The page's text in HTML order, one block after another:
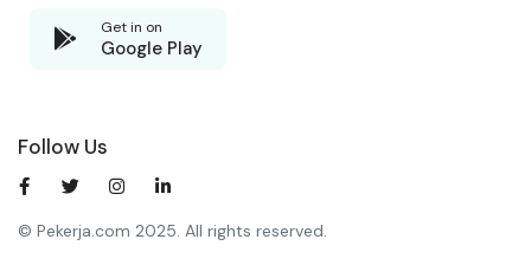
Get in on
Google Play
Follow Us
© Pekerja.com 2025. All rights reserved.